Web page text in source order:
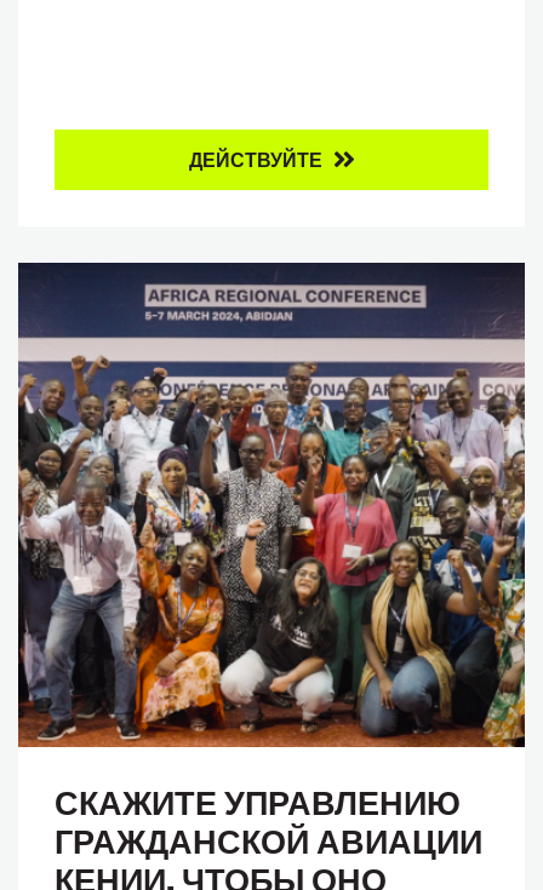
ДЕЙСТВУЙТЕ
СКАЖИТЕ УПРАВЛЕНИЮ
ГРАЖДАНСКОЙ АВИАЦИИ
КЕНИИ, ЧТОБЫ ОНО